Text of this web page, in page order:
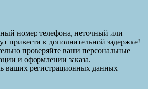
номер телефона, неточный или
привести к дополнительной задержке!
проверяйте ваши персональные
и оформлении заказа.
ваших регистрационных данных